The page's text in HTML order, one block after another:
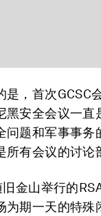
是，首次GCSC
黑安全会议一直
问题和军事事务
所有会议的讨论
旧金山举行的
为期一天的特殊